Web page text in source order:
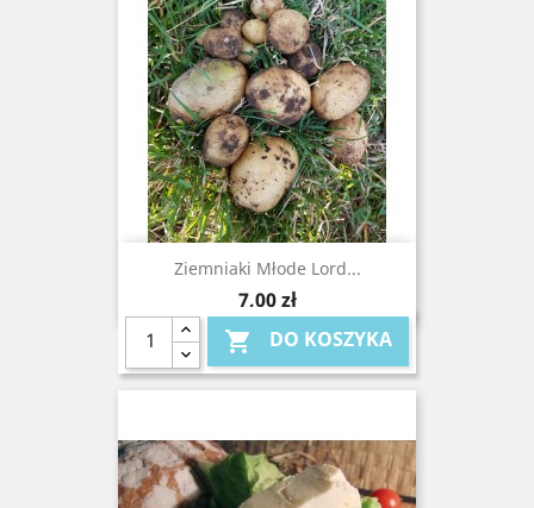
Ziemniaki Młode Lord...
Cena
7,00 zł
 DO KOSZYKA